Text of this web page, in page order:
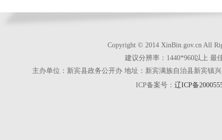
Copyright © 2014 XinBin.gov.cn All
建议分辨率：1440*960以上 最
主办单位：新宾县政务公开办 地址：新宾满族自治县新宾镇
ICP备案号： 辽ICP备